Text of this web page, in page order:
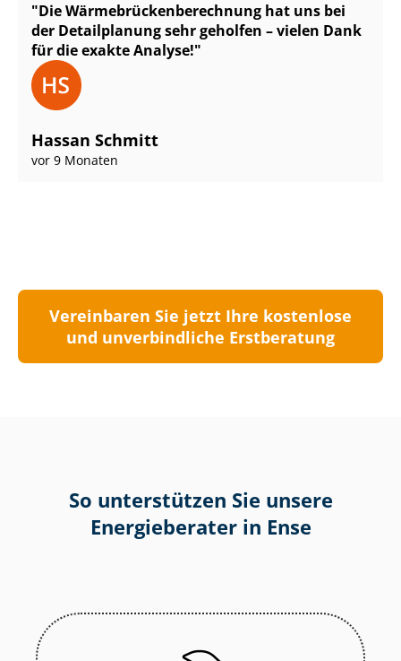
Die Wär­me­brü­cken­be­rech­nung hat uns bei
der Detailplanung sehr geholfen – vielen Dank
für die exakte Analyse!
Hassan Schmitt
vor 9 Monaten
Vereinbaren Sie jetzt Ihre kostenlose
und unverbindliche Erstberatung
So unterstützen Sie unsere
Energieberater in Ense